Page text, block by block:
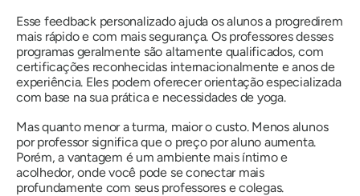
Esse feedback personalizado ajuda os alunos a progredirem
mais rápido e com mais segurança. Os professores desses
programas geralmente são altamente qualificados, com
certificações reconhecidas internacionalmente e anos de
experiência. Eles podem oferecer orientação especializada
com base na sua prática e necessidades de yoga.
Mas quanto menor a turma, maior o custo. Menos alunos
por professor significa que o preço por aluno aumenta.
Porém, a vantagem é um ambiente mais íntimo e
acolhedor, onde você pode se conectar mais
profundamente com seus professores e colegas.